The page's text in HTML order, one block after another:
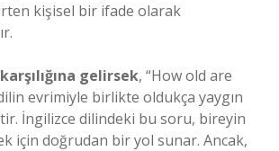
kişisel bir ifade olarak
gelirsek, “How old are
evrimiyle birlikte oldukça yaygın
İngilizce dilindeki bu soru, bireyin
için doğrudan bir yol sunar. Ancak,